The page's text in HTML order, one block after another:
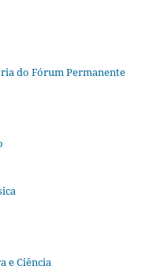
do Fórum Permanente
e Ciência